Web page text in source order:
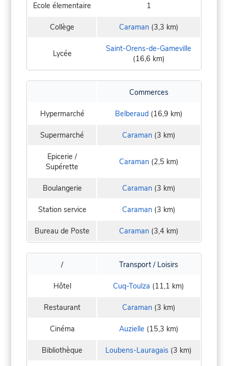
Ecole élementaire 1
Collège Caraman(3,3 km)
Lycée
Saint-Orens-de-Gameville
(16,6 km)
Commerces
Hypermarché Belberaud(16,9 km)
Supermarché Caraman(3 km)
Epicerie /
Supérette
Caraman(2,5 km)
Boulangerie Caraman(3 km)
Station service Caraman(3 km)
Bureau de Poste Caraman(3,4 km)
/ Transport / Loisirs
Hôtel Cuq-Toulza (11,1 km)
Restaurant Caraman(3 km)
Cinéma Auzielle (15,3 km)
Bibliothèque Loubens-Lauragais (3 km)